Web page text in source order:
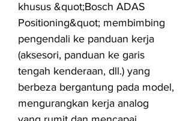
khusus &quot;Bosch ADAS
Positioning&quot; membimbing
pengendali ke panduan kerja
(aksesori, panduan ke garis
tengah kenderaan, dll.) yang
berbeza bergantung pada model,
mengurangkan kerja analog